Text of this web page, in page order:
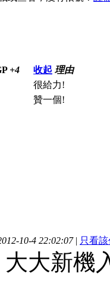
+4 收起 理由
很給力!
贊一個!
10-4 22:02:07 | 只看
大大新機